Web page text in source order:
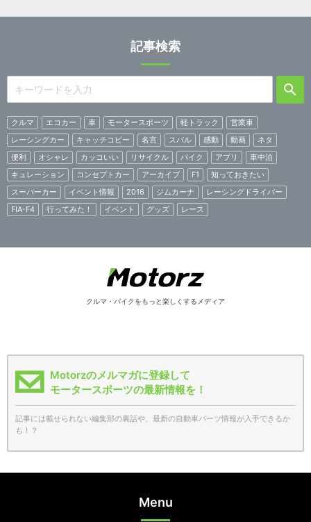
記事検索
クルマ エコカー 車 モータースポーツ 軽トラック
営業車
レーシングカー
キャッチコピー 名言 スバル 感動 動画
ネタ
便利
オシャレ カッコいい リサイクル バイク アプリ
車中泊
キュレーション
コンセプトカー アーカイブ F1
知っておきたい
スーパーカー
イベント情報 2016 ジムカーナ
レーシングドライバー
FIA-F4
行ってみた！ イベント グッズ レース
クルマ・バイクをもっと楽しくするメディア
Motorzのメルマガに登録して
モータースポーツの最新情報を！
記事には載せられない編集部の裏話や、最新の自動車パーツ情報が入手できるか
も！？
Menu